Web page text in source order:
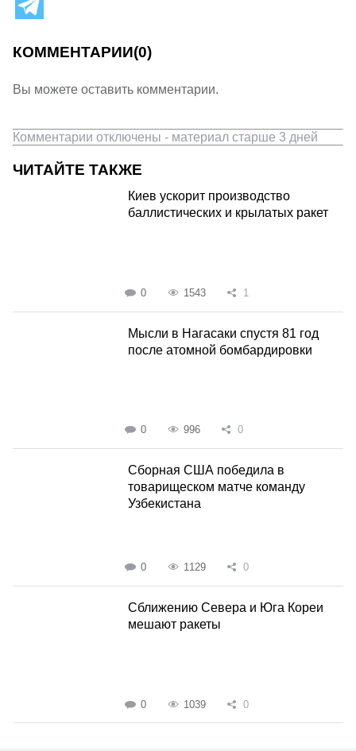
КОММЕНТАРИИ(0)
Вы можете оставить комментарии.
Комментарии отключены - материал старше 3 дней
ЧИТАЙТЕ ТАКЖЕ
Киев ускорит производство
баллистических и крылатых ракет
0 1543 1
Мысли в Нагасаки спустя 81 год
после атомной бомбардировки
0 996 0
Сборная США победила в
товарищеском матче команду
Узбекистана
0 1129 0
Сближению Севера и Юга Кореи
мешают ракеты
0 1039 0